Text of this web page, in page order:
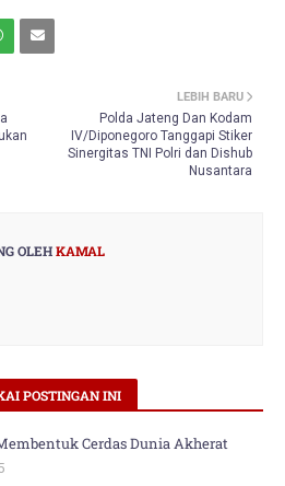
LEBIH BARU
Polda Jateng Dan Kodam
IV/Diponegoro Tanggapi Stiker
Sinergitas TNI Polri dan Dishub
Nusantara
OLEHKAMAL
POSTINGAN INI
Cerdas Dunia Akherat